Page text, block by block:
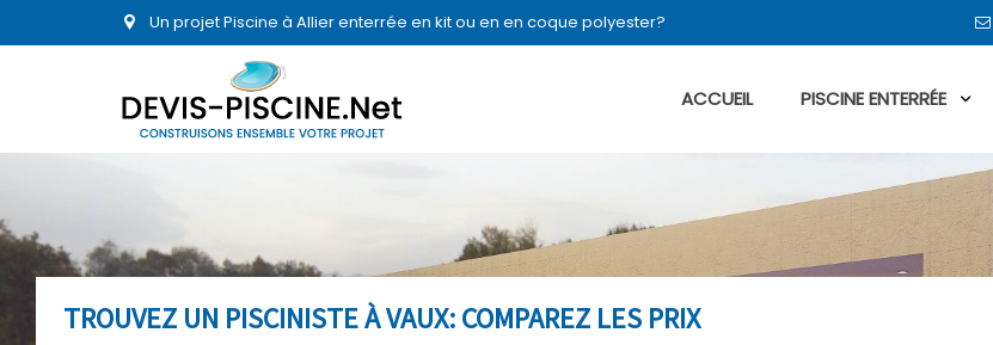
Un projet Piscine à Allier enterrée en kit ou en en coque polyester?
ACCUEIL PISCINE ENTERRÉE
TROUVEZ UN PISCINISTE À VAUX: COMPAREZ LES PRIX